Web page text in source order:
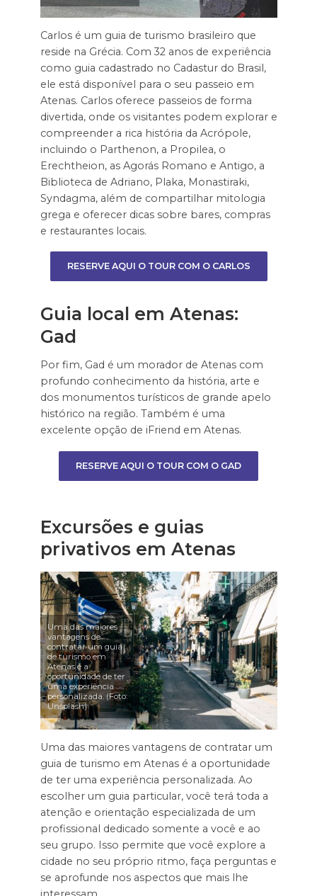
Carlos é um guia de turismo brasileiro que
reside na Grécia. Com 32 anos de experiência
como guia cadastrado no Cadastur do Brasil,
ele está disponível para o seu passeio em
Atenas. Carlos oferece passeios de forma
divertida, onde os visitantes podem explorar e
compreender a rica história da Acrópole,
incluindo o Parthenon, a Propilea, o
Erechtheion, as Agorás Romano e Antigo, a
Biblioteca de Adriano, Plaka, Monastiraki,
Syndagma, além de compartilhar mitologia
grega e oferecer dicas sobre bares, compras
e restaurantes locais.
RESERVE AQUI O TOUR COM O CARLOS
Guia local em Atenas:
Gad
Por fim, Gad é um morador de Atenas com
profundo conhecimento da história, arte e
dos monumentos turísticos de grande apelo
histórico na região. Também é uma
excelente opção de iFriend em Atenas.
RESERVE AQUI O TOUR COM O GAD
Excursões e guias
privativos em Atenas
Uma das maiores
vantagens de
contratar um guia
de turismo em
Atenas é a
oportunidade de ter
uma experiência
personalizada. (Foto:
Unsplash)
Uma das maiores vantagens de contratar um
guia de turismo em Atenas é a oportunidade
de ter uma experiência personalizada. Ao
escolher um guia particular, você terá toda a
atenção e orientação especializada de um
profissional dedicado somente a você e ao
seu grupo. Isso permite que você explore a
cidade no seu próprio ritmo, faça perguntas e
se aprofunde nos aspectos que mais lhe